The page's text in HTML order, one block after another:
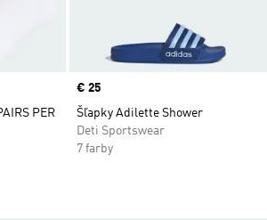
PER
Price
€ 25
Šľapky Adilette Shower
Deti Sportswear
7 farby